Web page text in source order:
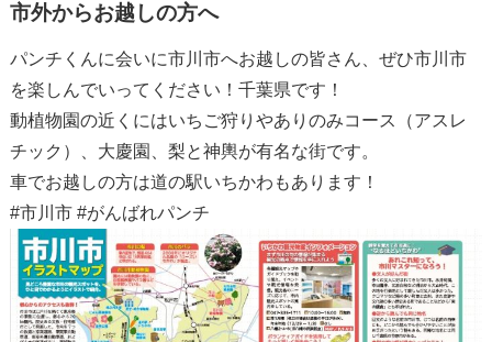
市外からお越しの方へ
パンチくんに会いに市川市へお越しの皆さん、ぜひ市川市
を楽しんでいってください！千葉県です！
動植物園の近くにはいちご狩りやありのみコース（アスレ
チック）、大慶園、梨と神輿が有名な街です。
車でお越しの方は道の駅いちかわもあります！
#市川市 #がんばれパンチ